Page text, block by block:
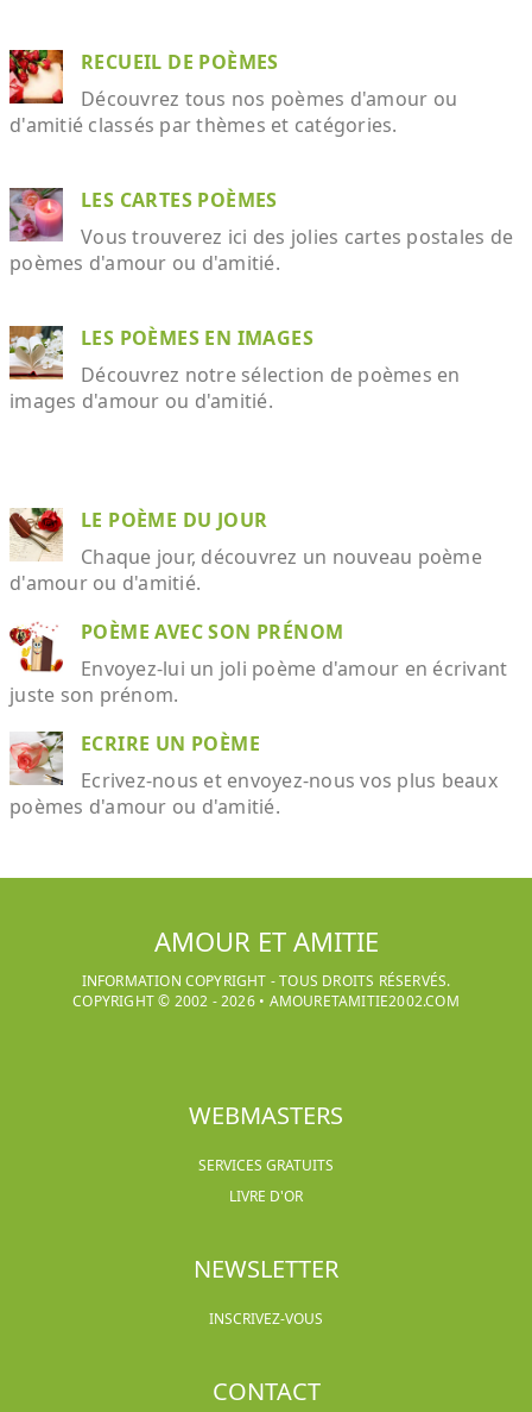
RECUEIL DE POÈMES
Découvrez tous nos poèmes d'amour ou
d'amitié classés par thèmes et catégories.
LES CARTES POÈMES
Vous trouverez ici des jolies cartes postales de
poèmes d'amour ou d'amitié.
LES POÈMES EN IMAGES
Découvrez notre sélection de poèmes en
images d'amour ou d'amitié.
LE POÈME DU JOUR
Chaque jour, découvrez un nouveau poème
d'amour ou d'amitié.
POÈME AVEC SON PRÉNOM
Envoyez-lui un joli poème d'amour en écrivant
juste son prénom.
ECRIRE UN POÈME
Ecrivez-nous et envoyez-nous vos plus beaux
poèmes d'amour ou d'amitié.
AMOUR ET AMITIE
INFORMATION COPYRIGHT - TOUS DROITS RÉSERVÉS.
COPYRIGHT © 2002 -2026• AMOURETAMITIE2002.COM
WEBMASTERS
SERVICES GRATUITS
LIVRE D'OR
NEWSLETTER
INSCRIVEZ-VOUS
CONTACT